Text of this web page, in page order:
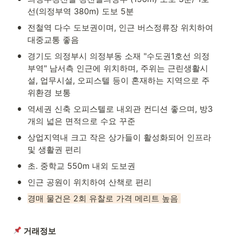
선(의정부역 380m) 도보 5분
•
전철역 다수 도보권이며, 인근 버스정류장 위치하여
대중교통 좋음
•
경기도 의정부시 의정부동 소재 "수도권1호선 의정
부역" 남서측 인근에 위치하며, 주위는 근린생활시
설, 업무시설, 오피스텔 등이 혼재하는 지역으로 주
위환경 보통
•
역세권 신축 오피스텔로 내외관 컨디션 좋으며, 방3
개의 넓은 면적으로 수요 꾸준
•
상업지역내 크고 작은 상가들이 활성화되어 인프라
및 생활권 편리
• 초. 중학교 550m 내외 도보권
• 인근 공원이 위치하여 산책로 편리
• 경매 물건은 2회 유찰로 가격 메리트 높음
거래정보